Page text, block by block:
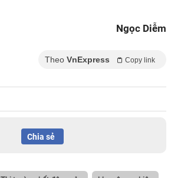
Ngọc Diễm
Theo VnExpress Copy link
Chia sẻ